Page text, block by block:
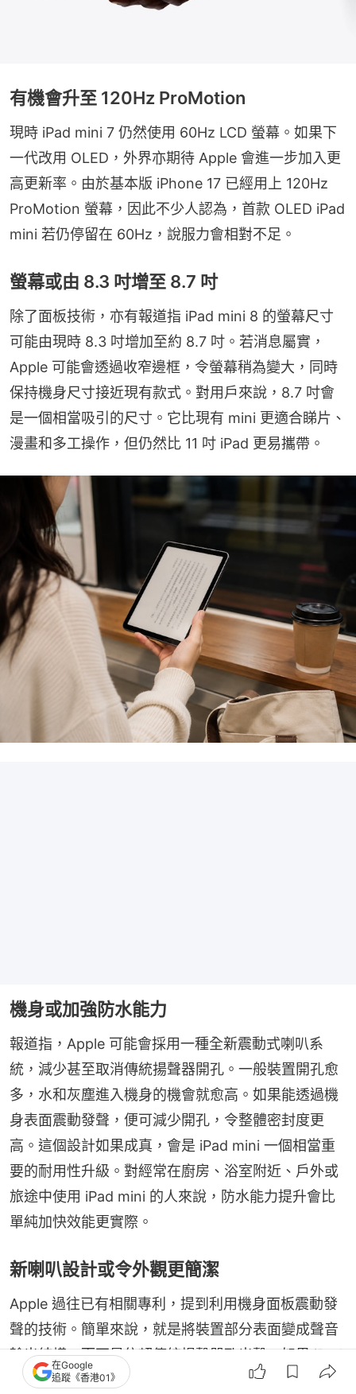
有機會升至 120Hz ProMotion
現時 iPad mini 7 仍然使用 60Hz LCD 螢幕。如果下
一代改用 OLED，外界亦期待 Apple 會進一步加入更
高更新率。由於基本版 iPhone 17 已經用上 120Hz
ProMotion 螢幕，因此不少人認為，首款 OLED iPad
mini 若仍停留在 60Hz，說服力會相對不足。
螢幕或由 8.3 吋增至 8.7 吋
除了面板技術，亦有報道指 iPad mini 8 的螢幕尺寸
可能由現時 8.3 吋增加至約 8.7 吋。若消息屬實，
Apple 可能會透過收窄邊框，令螢幕稍為變大，同時
保持機身尺寸接近現有款式。對用戶來說，8.7 吋會
是一個相當吸引的尺寸。它比現有 mini 更適合睇片、
漫畫和多工操作，但仍然比 11 吋 iPad 更易攜帶。
機身或加強防水能力
報道指，Apple 可能會採用一種全新震動式喇叭系
統，減少甚至取消傳統揚聲器開孔。一般裝置開孔愈
多，水和灰塵進入機身的機會就愈高。如果能透過機
身表面震動發聲，便可減少開孔，令整體密封度更
高。這個設計如果成真，會是 iPad mini 一個相當重
要的耐用性升級。對經常在廚房、浴室附近、戶外或
旅途中使用 iPad mini 的人來說，防水能力提升會比
單純加快效能更實際。
新喇叭設計或令外觀更簡潔
Apple 過往已有相關專利，提到利用機身面板震動發
聲的技術。簡單來說，就是將裝置部分表面變成聲音
輸出結構，而不是依賴傳統揚聲器孔出聲。如果 iPad
mini 8 採用這類設計，除了有助防水，外觀亦可能變
在Google
追蹤《香港01》